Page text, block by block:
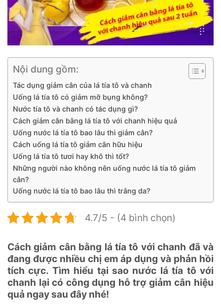
Nội dung gồm:
Tác dụng giảm cân của lá tía tô và chanh
Uống lá tía tô có giảm mỡ bụng không?
Nước tía tô và chanh có tác dụng gì?
Cách giảm cân bằng lá tía tô với chanh hiệu quả
Uống nước lá tía tô bao lâu thì giảm cân?
Cách uống lá tía tô giảm cân hữu hiệu
Uống lá tía tô tươi hay khô thì tốt?
Những người nào không nên uống nước lá tía tô giảm
cân?
Uống nước lá tía tô bao lâu thì trắng da?
4.7/5 - (4 bình chọn)
Cách giảm cân bằng lá tía tô với chanh đã và
đang được nhiều chị em áp dụng và phản hồi
tích cực. Tìm hiểu tại sao nước lá tía tô với
chanh lại có công dụng hỗ trợ giảm cân hiệu
quả ngay sau đây nhé!